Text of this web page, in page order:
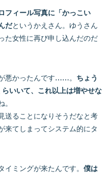
フィール写真に「かっこい
だというかえさん。ゆうさん
た女性に再び申し込んだのだ
悪かったんです……。 ちょう
いいて、これ以上は増やせな
。
送ることになりそうだなと考
来てしまってシステム的にタ
イミングが来たんです。 僕は